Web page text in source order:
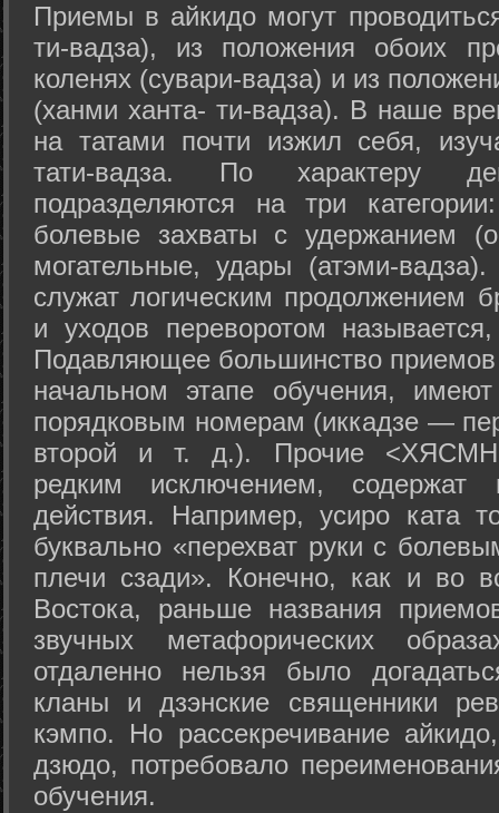
Приемы в айкидо могут
ти-вадза), из положения обоих
коленях (сувари-вадза) и из
(ханми ханта- ти-вадза). В наше
на татами почти изжил себя,
тати-вадза. По характеру
подразделяются на три
болевые захваты с удержанием
могательные, удары (атэми-
служат логическим продолжением
и уходов переворотом
Подавляющее большинство
начальном этапе обучения,
порядковым номерам (иккадзе —
второй и т. д.). Прочие
редким исключением, содержат
действия. Например, усиро ката
буквально «перехват руки с
плечи сзади». Конечно, как и во
Востока, раньше названия
звучных метафорических
отдаленно нельзя было
кланы и дзэнские священники
кэмпо. Но рассекречивание
дзюдо, потребовало
обучения.